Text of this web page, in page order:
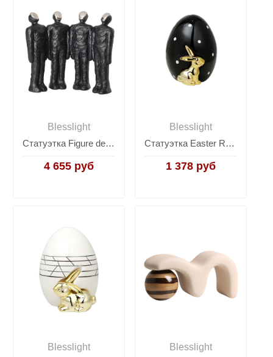
Blesslight
Статуэтка Figure decoration -Black
4 655 руб
Blesslight
Статуэтка Easter Rabbit Egg black A
1 378 руб
Blesslight
Blesslight